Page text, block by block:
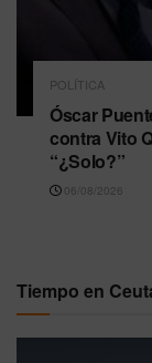
POLÍTICA
Óscar
contra Vito
“¿Solo?”
06/08/2026
Tiempo en